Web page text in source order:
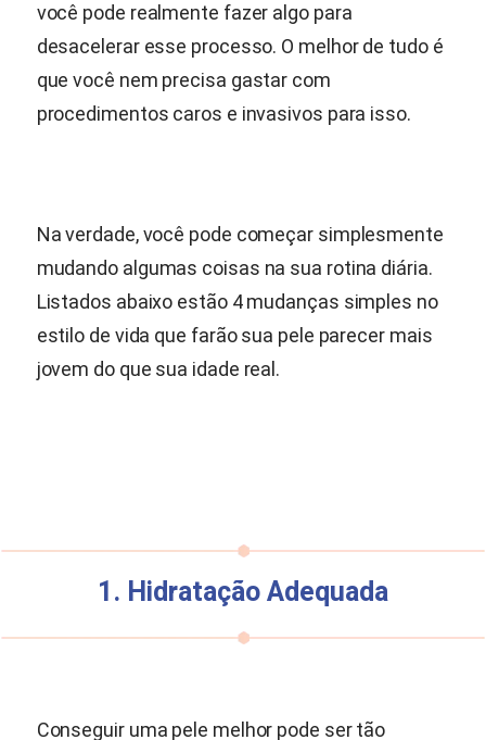
você pode realmente fazer algo para
desacelerar esse processo. O melhor de tudo é
que você nem precisa gastar com
procedimentos caros e invasivos para isso.
Na verdade, você pode começar simplesmente
mudando algumas coisas na sua rotina diária.
Listados abaixo estão 4 mudanças simples no
estilo de vida que farão sua pele parecer mais
jovem do que sua idade real.
1. Hidratação Adequada
Conseguir uma pele melhor pode ser tão